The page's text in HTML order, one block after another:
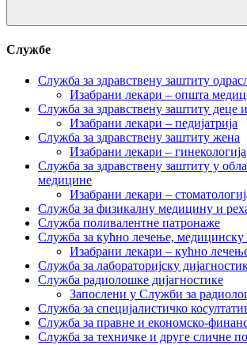
Службе
Служба за здравствену заштиту
Изабрани лекари – општа
Служба за здравствену заштиту деце
Изабрани лекари – педијатрија
Служба за здравствену заштиту жена
Изабрани лекари – гинекологија
Служба за здравствену заштиту у
медицине
Изабрани лекари –
Служба за физикалну медицину и
Служба поливалентне патронаже
Служба за кућно лечење, медицинску
Изабрани лекари – кућно
Служба за лабораторијску
Служба радиолошке дијагностике
Запослени у Служби за
Служба за специјалистичко
Служба за правне и економско-
Служба за техничке и друге сличне